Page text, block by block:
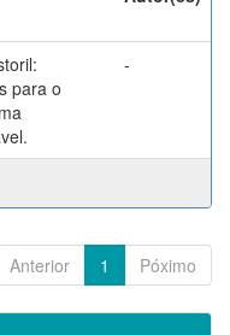
para o
-
Anterior 1 Póximo